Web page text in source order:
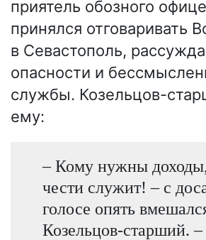
приятель обозного
принялся отговаривать
в Севастополь,
опасности и
службы. Козельцов-
ему:
– Кому нужны
чести служит! – с
голосе опять
Козельцов-старший. –